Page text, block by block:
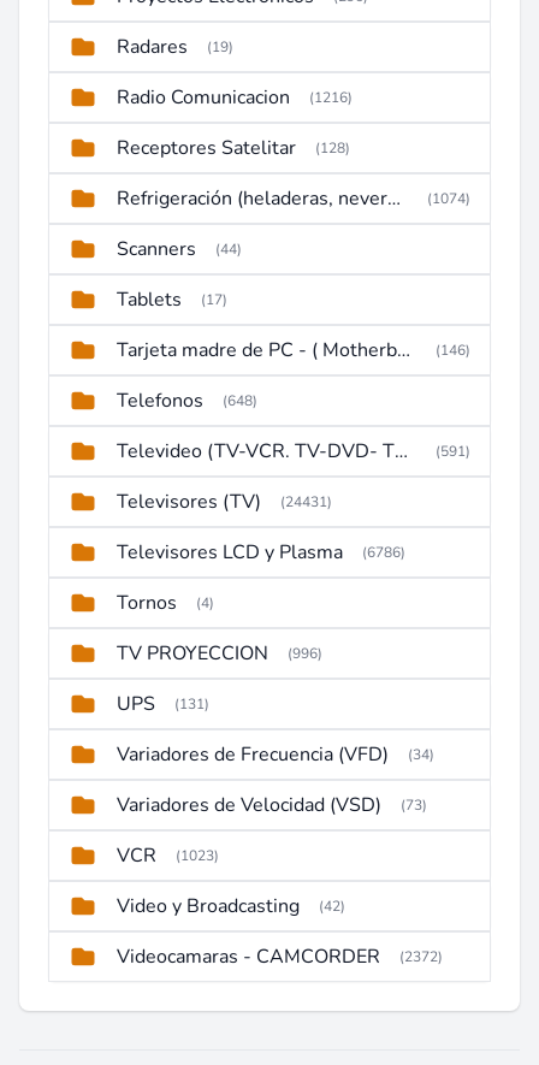
Radares (19)
Radio Comunicacion (1216)
Receptores Satelitar (128)
Refrigeración (heladeras, neveras, congeladores) (1074)
Scanners (44)
Tablets (17)
Tarjeta madre de PC - ( Motherboard ) (146)
Telefonos (648)
Televideo (TV-VCR. TV-DVD- TV-DVD-VCR) (591)
Televisores (TV) (24431)
Televisores LCD y Plasma (6786)
Tornos (4)
TV PROYECCION (996)
UPS (131)
Variadores de Frecuencia (VFD) (34)
Variadores de Velocidad (VSD) (73)
VCR (1023)
Video y Broadcasting (42)
Videocamaras - CAMCORDER (2372)